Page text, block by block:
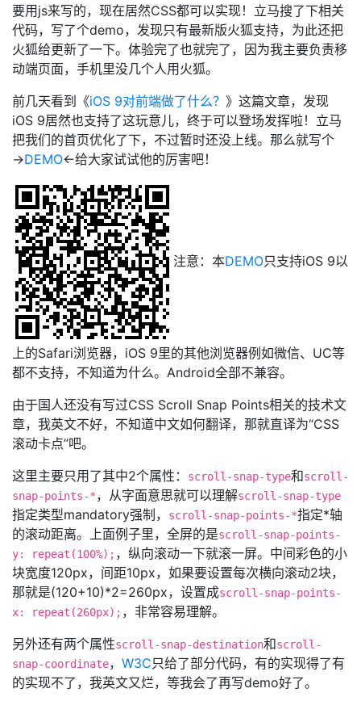
要用js来写的，现在居然CSS都可以实现！立马搜了下相关
代码，写了个demo，发现只有最新版火狐支持，为此还把
火狐给更新了一下。体验完了也就完了，因为我主要负责移
动端页面，手机里没几个人用火狐。
前几天看到《iOS 9对前端做了什么？ 》这篇文章，发现
iOS 9居然也支持了这玩意儿，终于可以登场发挥啦！立马
把我们的首页优化了下，不过暂时还没上线。那么就写个
→DEMO←给大家试试他的厉害吧！
注意：本DEMO只支持iOS 9以
上的Safari浏览器，iOS 9里的其他浏览器例如微信、UC等
都不支持，不知道为什么。Android全部不兼容。
由于国人还没有写过CSS Scroll Snap Points相关的技术文
章，我英文不好，不知道中文如何翻译，那就直译为“CSS
滚动卡点”吧。
这里主要只用了其中2个属性：
scroll-snap-type和scroll-
snap-points-*，从字面意思就可以理解scroll-snap-type
指定类型mandatory强制， scroll-snap-points-*指定*轴
的滚动距离。上面例子里，全屏的是scroll-snap-points-
y: repeat(100%); ，纵向滚动一下就滚一屏。中间彩色的小
块宽度120px，间距10px，如果要设置每次横向滚动2块，
那就是(120+10)*2=260px，设置成scroll-snap-points-
x: repeat(260px); ，非常容易理解。
另外还有两个属性scroll-snap-destination和scroll-
snap-coordinate， W3C只给了部分代码，有的实现得了有
的实现不了，我英文又烂，等我会了再写demo好了。